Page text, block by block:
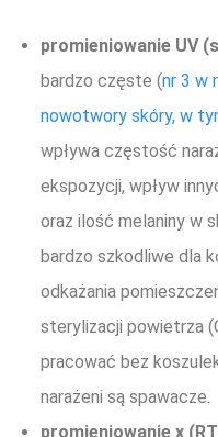
promieniowanie UV
bardzo częste (nr 3 w
nowotwory skóry, w
wpływa częstość
ekspozycji, wpływ
oraz ilość melaniny w
bardzo szkodliwe dla
odkażania
sterylizacji powietrza
pracować bez
narażeni są spawacze.
promieniowanie x